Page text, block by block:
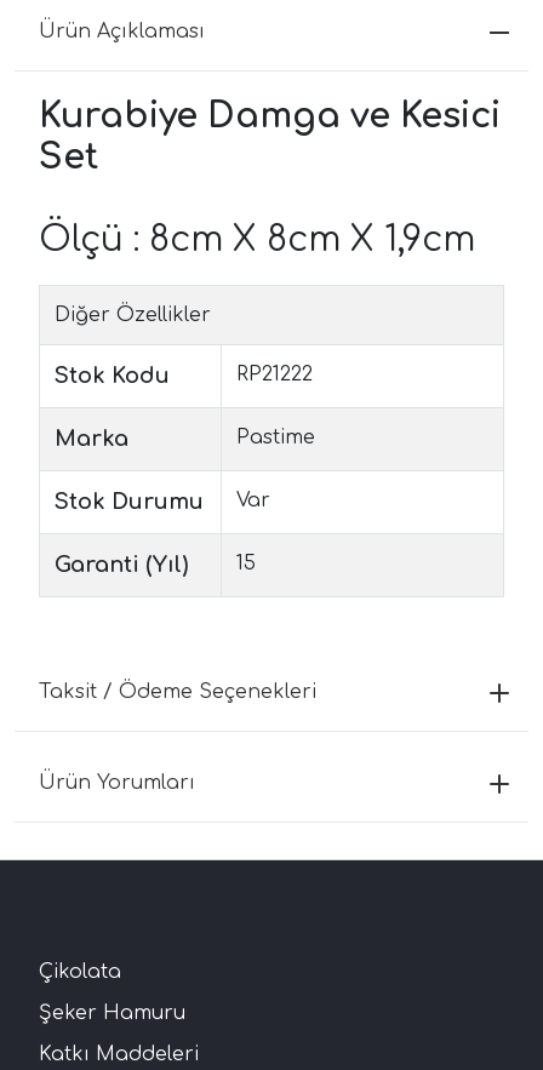
Ürün Açıklaması
Kurabiye Damga ve Kesici
Set
Ölçü : 8cm X 8cm X 1,9cm
Diğer Özellikler
Stok Kodu RP21222
Marka Pastime
Stok Durumu Var
Garanti (Yıl) 15
Taksit / Ödeme Seçenekleri
Ürün Yorumları
Çikolata
Şeker Hamuru
Katkı Maddeleri